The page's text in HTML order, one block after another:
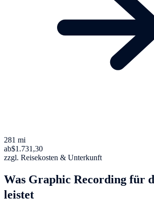
281 mi
ab$1.731,30
zzgl. Reisekosten & Unterkunft
Was Graphic Recording für
leistet